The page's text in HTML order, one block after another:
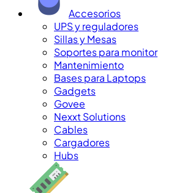
Accesorios
UPS y reguladores
Sillas y Mesas
Soportes para monitor
Mantenimiento
Bases para Laptops
Gadgets
Govee
Nexxt Solutions
Cables
Cargadores
Hubs